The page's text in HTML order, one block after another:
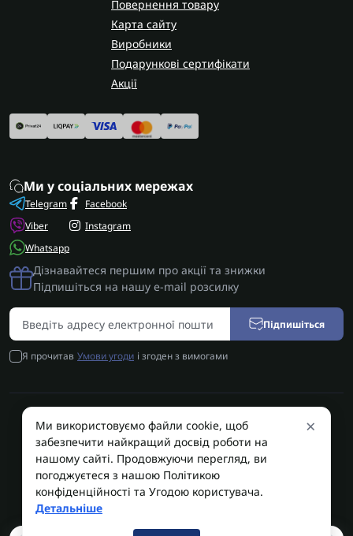
Повернення товару
Карта сайту
Виробники
Подарункові сертифікати
Акції
Ми у соціальних мережах
Telegram
Viber
Whatsapp
Facebook
Instagram
Дізнавайтеся першим про акції та знижки
Підпишіться на нашу e-mail розсилку
Підпишіться
Я прочитав Умови угоди і згоден з вимогами
AUTOSHIFT | Запчастини АКПП | Ремонт АКПП © 2026
AUTOSHIFT
×
Ми використовуємо файли cookie, щоб
забезпечити найкращий досвід роботи на
нашому сайті. Продовжуючи перегляд, ви
погоджуєтеся з нашою Політикою
конфіденційності та Угодою користувача.
Детальніше